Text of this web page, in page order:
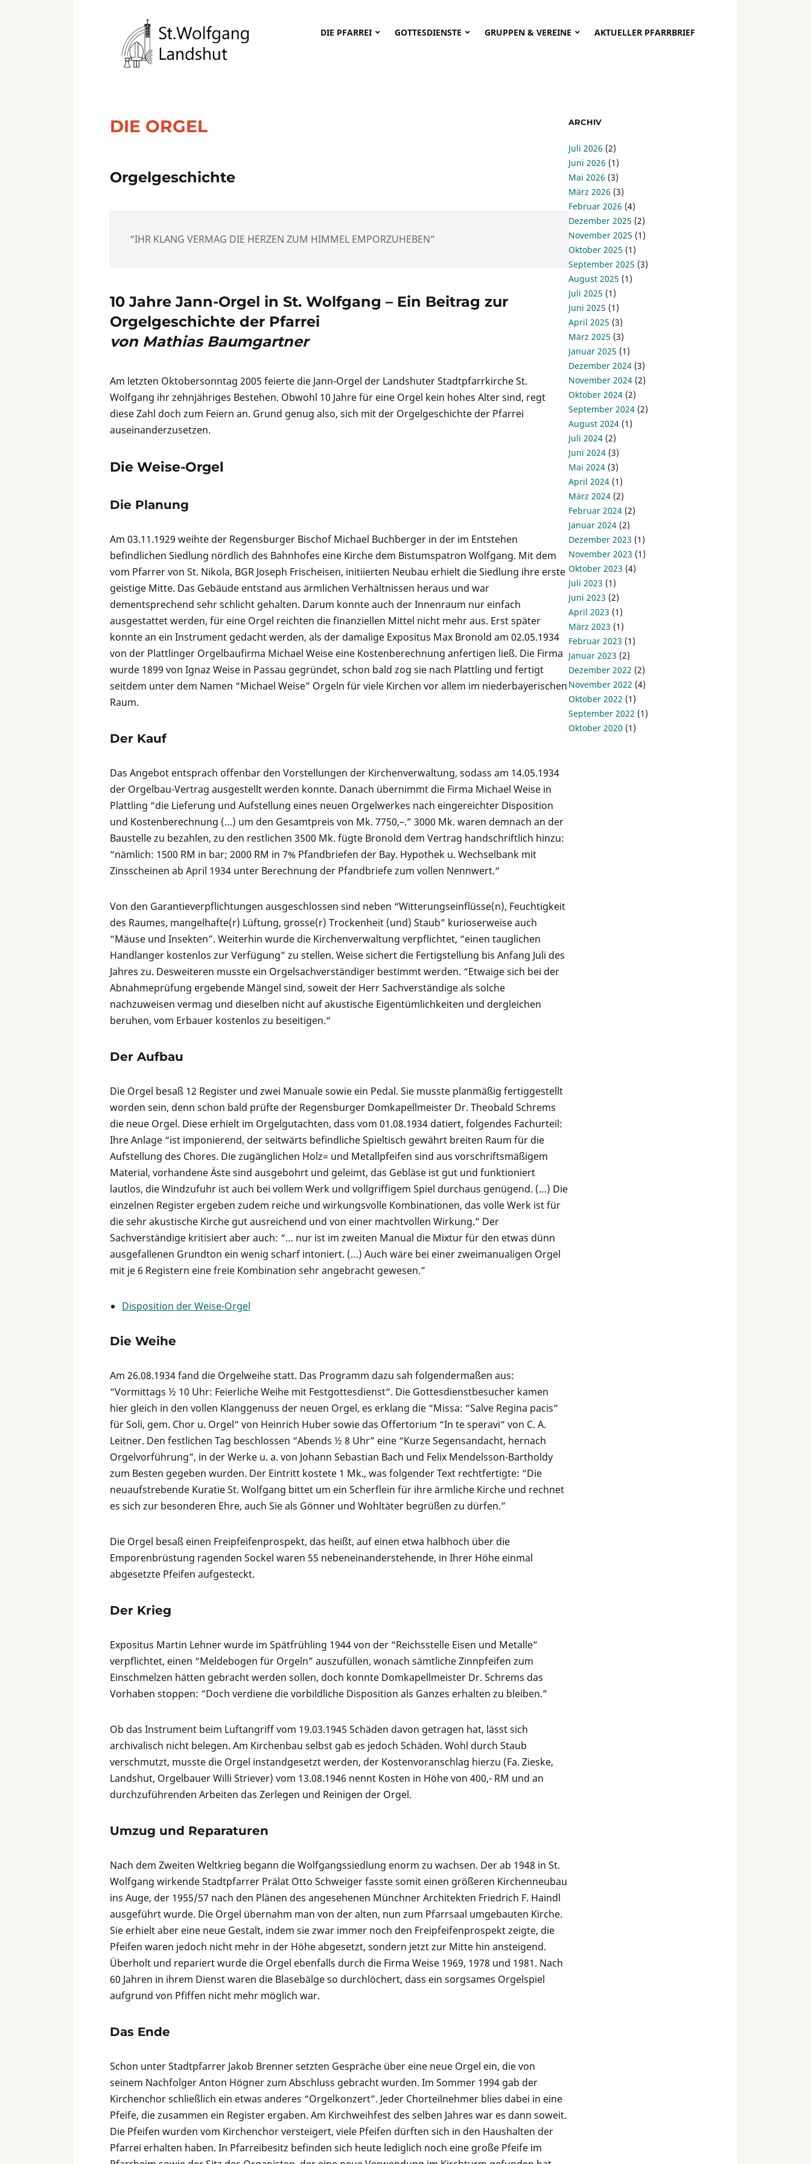
DIE PFARREI GOTTESDIENSTE GRUPPEN & VEREINE AKTUELLER PFARRBRIEF
DIE ORGEL
Orgelgeschichte
“IHR KLANG VERMAG DIE HERZEN ZUM HIMMEL EMPORZUHEBEN”
10 Jahre Jann-Orgel in St. Wolfgang – Ein Beitrag zur
Orgelgeschichte der Pfarrei
von Mathias Baumgartner
Am letzten Oktobersonntag 2005 feierte die Jann-Orgel der Landshuter Stadtpfarrkirche St.
Wolfgang ihr zehnjähriges Bestehen. Obwohl 10 Jahre für eine Orgel kein hohes Alter sind, regt
diese Zahl doch zum Feiern an. Grund genug also, sich mit der Orgelgeschichte der Pfarrei
auseinanderzusetzen.
Die Weise-Orgel
Die Planung
Am 03.11.1929 weihte der Regensburger Bischof Michael Buchberger in der im Entstehen
befindlichen Siedlung nördlich des Bahnhofes eine Kirche dem Bistumspatron Wolfgang. Mit dem
vom Pfarrer von St. Nikola, BGR Joseph Frischeisen, initiierten Neubau erhielt die Siedlung ihre erste
geistige Mitte. Das Gebäude entstand aus ärmlichen Verhältnissen heraus und war
dementsprechend sehr schlicht gehalten. Darum konnte auch der Innenraum nur einfach
ausgestattet werden, für eine Orgel reichten die finanziellen Mittel nicht mehr aus. Erst später
konnte an ein Instrument gedacht werden, als der damalige Expositus Max Bronold am 02.05.1934
von der Plattlinger Orgelbaufirma Michael Weise eine Kostenberechnung anfertigen ließ. Die Firma
wurde 1899 von Ignaz Weise in Passau gegründet, schon bald zog sie nach Plattling und fertigt
seitdem unter dem Namen “Michael Weise” Orgeln für viele Kirchen vor allem im niederbayerischen
Raum.
Der Kauf
Das Angebot entsprach offenbar den Vorstellungen der Kirchenverwaltung, sodass am 14.05.1934
der Orgelbau-Vertrag ausgestellt werden konnte. Danach übernimmt die Firma Michael Weise in
Plattling “die Lieferung und Aufstellung eines neuen Orgelwerkes nach eingereichter Disposition
und Kostenberechnung (…) um den Gesamtpreis von Mk. 7750,–.” 3000 Mk. waren demnach an der
Baustelle zu bezahlen, zu den restlichen 3500 Mk. fügte Bronold dem Vertrag handschriftlich hinzu:
“nämlich: 1500 RM in bar; 2000 RM in 7% Pfandbriefen der Bay. Hypothek u. Wechselbank mit
Zinsscheinen ab April 1934 unter Berechnung der Pfandbriefe zum vollen Nennwert.“
Von den Garantieverpflichtungen ausgeschlossen sind neben “Witterungseinflüsse(n), Feuchtigkeit
des Raumes, mangelhafte(r) Lüftung, grosse(r) Trockenheit (und) Staub” kurioserweise auch
“Mäuse und Insekten”. Weiterhin wurde die Kirchenverwaltung verpflichtet, “einen tauglichen
Handlanger kostenlos zur Verfügung” zu stellen. Weise sichert die Fertigstellung bis Anfang Juli des
Jahres zu. Desweiteren musste ein Orgelsachverständiger bestimmt werden. “Etwaige sich bei der
Abnahmeprüfung ergebende Mängel sind, soweit der Herr Sachverständige als solche
nachzuweisen vermag und dieselben nicht auf akustische Eigentümlichkeiten und dergleichen
beruhen, vom Erbauer kostenlos zu beseitigen.“
Der Aufbau
Die Orgel besaß 12 Register und zwei Manuale sowie ein Pedal. Sie musste planmäßig fertiggestellt
worden sein, denn schon bald prüfte der Regensburger Domkapellmeister Dr. Theobald Schrems
die neue Orgel. Diese erhielt im Orgelgutachten, dass vom 01.08.1934 datiert, folgendes Fachurteil:
Ihre Anlage “ist imponierend, der seitwärts befindliche Spieltisch gewährt breiten Raum für die
Aufstellung des Chores. Die zugänglichen Holz= und Metallpfeifen sind aus vorschriftsmäßigem
Material, vorhandene Äste sind ausgebohrt und geleimt, das Gebläse ist gut und funktioniert
lautlos, die Windzufuhr ist auch bei vollem Werk und vollgriffigem Spiel durchaus genügend. (…) Die
einzelnen Register ergeben zudem reiche und wirkungsvolle Kombinationen, das volle Werk ist für
die sehr akustische Kirche gut ausreichend und von einer machtvollen Wirkung.” Der
Sachverständige kritisiert aber auch: “… nur ist im zweiten Manual die Mixtur für den etwas dünn
ausgefallenen Grundton ein wenig scharf intoniert. (…) Auch wäre bei einer zweimanualigen Orgel
mit je 6 Registern eine freie Kombination sehr angebracht gewesen.”
Disposition der Weise-Orgel
Die Weihe
Am 26.08.1934 fand die Orgelweihe statt. Das Programm dazu sah folgendermaßen aus:
“Vormittags ½ 10 Uhr: Feierliche Weihe mit Festgottesdienst“. Die Gottesdienstbesucher kamen
hier gleich in den vollen Klanggenuss der neuen Orgel, es erklang die “Missa: “Salve Regina pacis“
für Soli, gem. Chor u. Orgel“ von Heinrich Huber sowie das Offertorium “In te speravi“ von C. A.
Leitner. Den festlichen Tag beschlossen “Abends ½ 8 Uhr” eine “Kurze Segensandacht, hernach
Orgelvorführung”, in der Werke u. a. von Johann Sebastian Bach und Felix Mendelsson-Bartholdy
zum Besten gegeben wurden. Der Eintritt kostete 1 Mk., was folgender Text rechtfertigte: “Die
neuaufstrebende Kuratie St. Wolfgang bittet um ein Scherflein für ihre ärmliche Kirche und rechnet
es sich zur besonderen Ehre, auch Sie als Gönner und Wohltäter begrüßen zu dürfen.”
Die Orgel besaß einen Freipfeifenprospekt, das heißt, auf einen etwa halbhoch über die
Emporenbrüstung ragenden Sockel waren 55 nebeneinanderstehende, in Ihrer Höhe einmal
abgesetzte Pfeifen aufgesteckt.
Der Krieg
Expositus Martin Lehner wurde im Spätfrühling 1944 von der “Reichsstelle Eisen und Metalle”
verpflichtet, einen “Meldebogen für Orgeln” auszufüllen, wonach sämtliche Zinnpfeifen zum
Einschmelzen hätten gebracht werden sollen, doch konnte Domkapellmeister Dr. Schrems das
Vorhaben stoppen: “Doch verdiene die vorbildliche Disposition als Ganzes erhalten zu bleiben.”
Ob das Instrument beim Luftangriff vom 19.03.1945 Schäden davon getragen hat, lässt sich
archivalisch nicht belegen. Am Kirchenbau selbst gab es jedoch Schäden. Wohl durch Staub
verschmutzt, musste die Orgel instandgesetzt werden, der Kostenvoranschlag hierzu (Fa. Zieske,
Landshut, Orgelbauer Willi Striever) vom 13.08.1946 nennt Kosten in Höhe von 400,- RM und an
durchzuführenden Arbeiten das Zerlegen und Reinigen der Orgel.
Umzug und Reparaturen
Nach dem Zweiten Weltkrieg begann die Wolfgangssiedlung enorm zu wachsen. Der ab 1948 in St.
Wolfgang wirkende Stadtpfarrer Prälat Otto Schweiger fasste somit einen größeren Kirchenneubau
ins Auge, der 1955/57 nach den Plänen des angesehenen Münchner Architekten Friedrich F. Haindl
ausgeführt wurde. Die Orgel übernahm man von der alten, nun zum Pfarrsaal umgebauten Kirche.
Sie erhielt aber eine neue Gestalt, indem sie zwar immer noch den Freipfeifenprospekt zeigte, die
Pfeifen waren jedoch nicht mehr in der Höhe abgesetzt, sondern jetzt zur Mitte hin ansteigend.
Überholt und repariert wurde die Orgel ebenfalls durch die Firma Weise 1969, 1978 und 1981. Nach
60 Jahren in ihrem Dienst waren die Blasebälge so durchlöchert, dass ein sorgsames Orgelspiel
aufgrund von Pfiffen nicht mehr möglich war.
Das Ende
Schon unter Stadtpfarrer Jakob Brenner setzten Gespräche über eine neue Orgel ein, die von
seinem Nachfolger Anton Högner zum Abschluss gebracht wurden. Im Sommer 1994 gab der
Kirchenchor schließlich ein etwas anderes “Orgelkonzert”. Jeder Chorteilnehmer blies dabei in eine
Pfeife, die zusammen ein Register ergaben. Am Kirchweihfest des selben Jahres war es dann soweit.
Die Pfeifen wurden vom Kirchenchor versteigert, viele Pfeifen dürften sich in den Haushalten der
Pfarrei erhalten haben. In Pfarreibesitz befinden sich heute lediglich noch eine große Pfeife im
ARCHIV
Juli 2026 (2)
Juni 2026 (1)
Mai 2026 (3)
März 2026 (3)
Februar 2026 (4)
Dezember 2025 (2)
November 2025 (1)
Oktober 2025 (1)
September 2025 (3)
August 2025 (1)
Juli 2025 (1)
Juni 2025 (1)
April 2025 (3)
März 2025 (3)
Januar 2025 (1)
Dezember 2024 (3)
November 2024 (2)
Oktober 2024 (2)
September 2024 (2)
August 2024 (1)
Juli 2024 (2)
Juni 2024 (3)
Mai 2024 (3)
April 2024 (1)
März 2024 (2)
Februar 2024 (2)
Januar 2024 (2)
Dezember 2023 (1)
November 2023 (1)
Oktober 2023 (4)
Juli 2023 (1)
Juni 2023 (2)
April 2023 (1)
März 2023 (1)
Februar 2023 (1)
Januar 2023 (2)
Dezember 2022 (2)
November 2022 (4)
Oktober 2022 (1)
September 2022 (1)
Oktober 2020 (1)